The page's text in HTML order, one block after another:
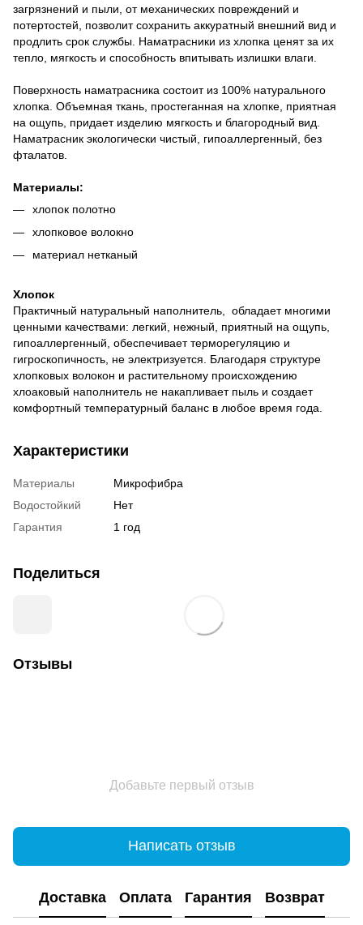
загрязнений и пыли, от механических повреждений и
потертостей, позволит сохранить аккуратный внешний вид и
продлить срок службы. Наматрасники из хлопка ценят за их
тепло, мягкость и способность впитывать излишки влаги.
Поверхность наматрасника состоит из 100% натурального
хлопка. Объемная ткань, простеганная на хлопке, приятная
на ощупь, придает изделию мягкость и благородный вид.
Наматрасник экологически чистый, гипоаллергенный, без
фталатов.
Материалы:
хлопок полотно
хлопковое волокно
материал нетканый
Хлопок
Практичный натуральный наполнитель, обладает многими
ценными качествами: легкий, нежный, приятный на ощупь,
гипоаллергенный, обеспечивает терморегуляцию и
гигроскопичность, не электризуется. Благодаря структуре
хлопковых волокон и растительному происхождению
хлоаковый наполнитель не накапливает пыль и создает
комфортный температурный баланс в любое время года.
Характеристики
Материалы
Микрофибра
Водостойкий
Нет
Гарантия
1 год
Поделиться
Отзывы
Добавьте первый отзыв
Написать отзыв
Доставка Оплата Гарантия Возврат